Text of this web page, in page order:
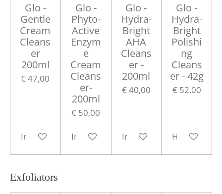
Glo -
Gentle
Cream
Cleans
er
200ml
€ 47,00
In winkelwagen
Glo -
Phyto-
Active
Enzym
e
Cream
Cleans
er-
200ml
€ 50,00
In winkelwagen
Glo -
Hydra-
Bright
AHA
Cleans
er -
200ml
€ 40,00
In winkelwagen
Glo -
Hydra-
Bright
Polishi
ng
Cleans
er - 42g
€ 52,00
Houd mij op
Exfoliators